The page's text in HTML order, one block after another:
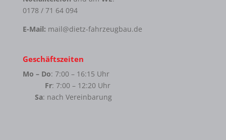
0178 / 71 64 094
E-Mail: mail@dietz-fahrzeugbau.de
Geschäftszeiten
Mo – Do: 7:00 – 16:15 Uhr
Fr: 7:00 – 12:20 Uhr
Sa: nach Vereinbarung